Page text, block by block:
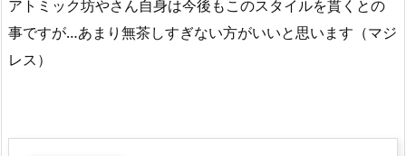
アトミック坊やさん自身は今後もこのスタイルを貫くとの
事ですが…あまり無茶しすぎない方がいいと思います（マジ
レス）